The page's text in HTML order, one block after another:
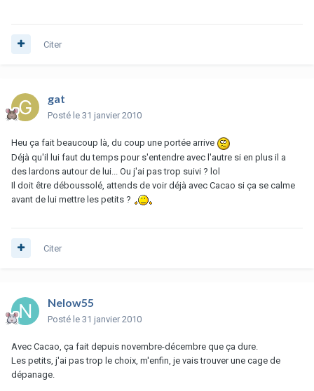
Citer
gat
Posté le 31 janvier 2010
Heu ça fait beaucoup là, du coup une portée arrive
Déjà qu'il lui faut du temps pour s'entendre avec l'autre si en plus il a
des lardons autour de lui... Ou j'ai pas trop suivi ? lol
Il doit être déboussolé, attends de voir déjà avec Cacao si ça se calme
avant de lui mettre les petits ?
Citer
Nelow55
Posté le 31 janvier 2010
Avec Cacao, ça fait depuis novembre-décembre que ça dure.
Les petits, j'ai pas trop le choix, m'enfin, je vais trouver une cage de
dépanage.